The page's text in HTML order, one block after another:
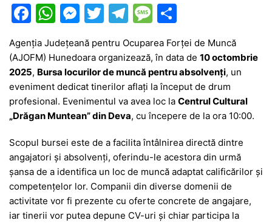
F
a
c
e
b
o
o
k
W
at
s
A
p
M
s
s
e
n
er
T
itt
er
T
e
gr
a
m
M
s
s
a
g
ar
ta
je
a
z
Agenția Județeană pentru Ocuparea Forței de Muncă
(AJOFM) Hunedoara organizează, în data de 10 octombrie
2025, Bursa locurilor de muncă pentru absolvenți, un
eveniment dedicat tinerilor aflați la început de drum
profesional. Evenimentul va avea loc la Centrul Cultural
„Drăgan Muntean” din Deva, cu începere de la ora 10:00.
Scopul bursei este de a facilita întâlnirea directă dintre
angajatori și absolvenți, oferindu-le acestora din urmă
șansa de a identifica un loc de muncă adaptat calificărilor și
competențelor lor. Companii din diverse domenii de
activitate vor fi prezente cu oferte concrete de angajare,
iar tinerii vor putea depune CV-uri și chiar participa la